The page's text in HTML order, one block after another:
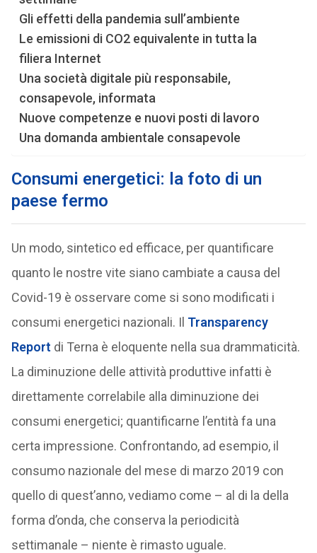
Gli effetti della pandemia sull’ambiente
Le emissioni di CO2 equivalente in tutta la
filiera Internet
Una società digitale più responsabile,
consapevole, informata
Nuove competenze e nuovi posti di lavoro
Una domanda ambientale consapevole
Consumi energetici: la foto di un
paese fermo
Un modo, sintetico ed efficace, per quantificare
quanto le nostre vite siano cambiate a causa del
Covid-19 è osservare come si sono modificati i
consumi energetici nazionali. Il Transparency
Report di Terna è eloquente nella sua drammaticità.
La diminuzione delle attività produttive infatti è
direttamente correlabile alla diminuzione dei
consumi energetici; quantificarne l’entità fa una
certa impressione. Confrontando, ad esempio, il
consumo nazionale del mese di marzo 2019 con
quello di quest’anno, vediamo come – al di la della
forma d’onda, che conserva la periodicità
settimanale – niente è rimasto uguale.